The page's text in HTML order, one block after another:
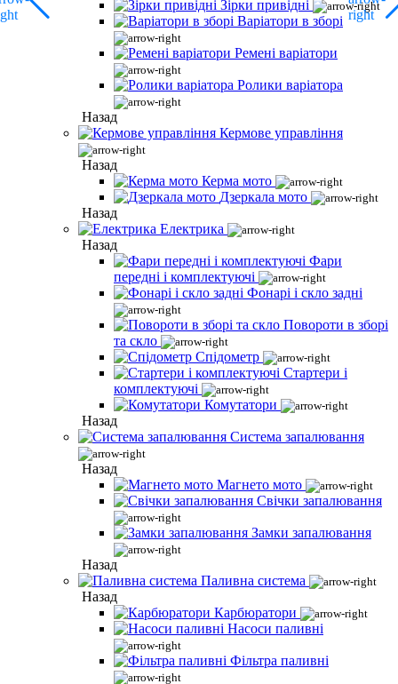
Зірки привідні
Варіатори в зборі
Ремені варіатори
Ролики варіатора
Назад
Кермове управління
Назад
Керма мото
Дзеркала мото
Назад
Електрика
Назад
Фари
передні і комплектуючі
Фонарі і скло задні
Повороти в зборі
та скло
Спідометр
Стартери і
комплектуючі
Комутатори
Назад
Система запалювання
Назад
Магнето мото
Свічки запалювання
Замки запалювання
Назад
Паливна система
Назад
Карбюратори
Насоси паливні
Фільтра паливні